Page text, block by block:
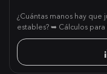
¿Cuántas manos hay
estables? ➥ Cálculos